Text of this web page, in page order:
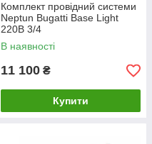
Комплект провідний системи
Neptun Bugatti Base Light
220В 3/4
В наявності
11 100 ₴
Купити